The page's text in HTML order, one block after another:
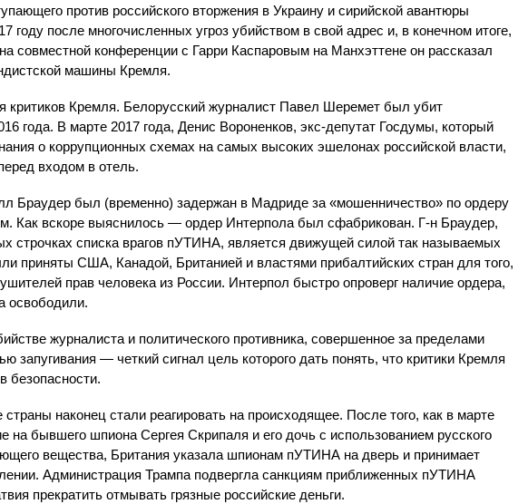
против российского вторжения в Украину и сирийской авантюры
году после многочисленных угроз убийством в свой адрес и, в конечном итоге,
совместной конференции с Гарри Каспаровым на Манхэттене он рассказал
машины Кремля.
критиков Кремля. Белорусский журналист Павел Шеремет был убит
года. В марте 2017 года, Денис Вороненков, экс-депутат Госдумы, который
о коррупционных схемах на самых высоких эшелонах российской власти,
входом в отель.
Браудер был (временно) задержан в Мадриде за «мошенничество» по ордеру
Как вскоре выяснилось — ордер Интерпола был сфабрикован. Г-н Браудер,
строчках списка врагов пУТИНА, является движущей силой так называемых
приняты США, Канадой, Британией и властями прибалтийских стран для того,
прав человека из России. Интерпол быстро опроверг наличие ордера,
освободили.
журналиста и политического противника, совершенное за пределами
запугивания — четкий сигнал цель которого дать понять, что критики Кремля
безопасности.
наконец стали реагировать на происходящее. После того, как в марте
на бывшего шпиона Сергея Скрипаля и его дочь с использованием русского
вещества, Британия указала шпионам пУТИНА на дверь и принимает
Администрация Трампа подвергла санкциям приближенных пУТИНА
прекратить отмывать грязные российские деньги.